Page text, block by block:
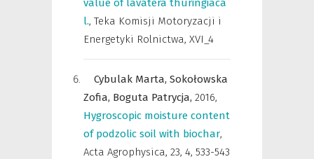
value of lavatera thuringiaca
l., Teka Komisji Motoryzacji i
Energetyki Rolnictwa, XVI_4
Cybulak Marta, Sokołowska
Zofia, Boguta Patrycja, 2016,
Hygroscopic moisture content
of podzolic soil with biochar,
Acta Agrophysica, 23, 4, 533-543